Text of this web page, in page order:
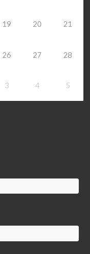
19 20 21
26 27 28
3 4 5